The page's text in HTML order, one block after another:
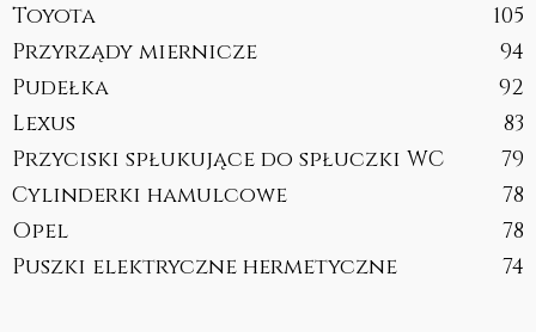
Toyota
105
Przyrządy miernicze
94
Pudełka
92
Lexus
83
Przyciski spłukujące do spłuczki WC
79
Cylinderki hamulcowe
78
Opel
78
Puszki elektryczne hermetyczne
74